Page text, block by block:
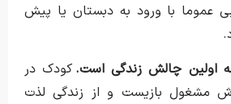
عموما با ورود به دبستان یا پیش
اولین چالش زندگی است. کودک در
مشغول بازیست و از زندگی لذت